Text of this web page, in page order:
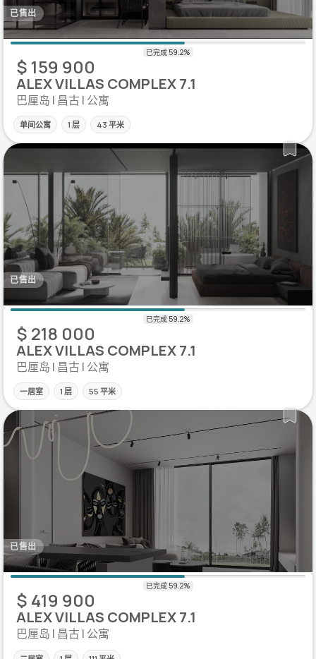
已售出
$ 159 900
ALEX VILLAS COMPLEX 7.1
巴厘岛 | 昌古 | 公寓
单间公寓 1 层 43 平米
已售出
$ 218 000
ALEX VILLAS COMPLEX 7.1
巴厘岛 | 昌古 | 公寓
一居室 1 层 55 平米
已售出
$ 419 900
ALEX VILLAS COMPLEX 7.1
巴厘岛 | 昌古 | 公寓